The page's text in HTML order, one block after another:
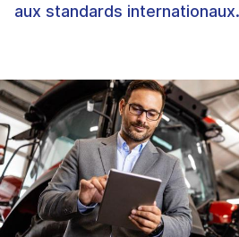
aux standards internationaux.